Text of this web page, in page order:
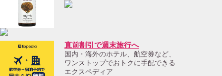
直前割引で週末旅行へ
国内・海外のホテル、航空券など、
ワンストップでおトクに手配できる
エクスペディア